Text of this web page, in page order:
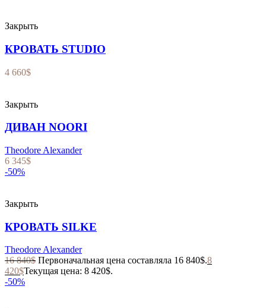
Закрыть
КРОВАТЬ STUDIO
4 660$
Закрыть
ДИВАН NOORI
Theodore Alexander
6 345$
-50%
Закрыть
КРОВАТЬ SILKE
Theodore Alexander
16 840$ Первоначальная цена составляла 16 840$.8
420$Текущая цена: 8 420$.
-50%